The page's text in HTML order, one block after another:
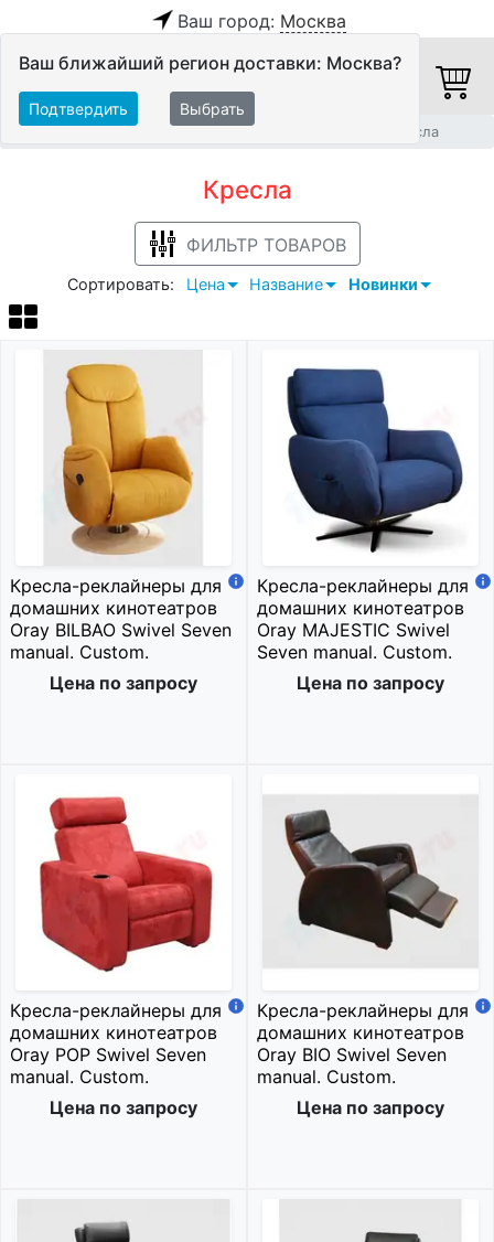
Ваш город: Москва
Ваш ближайший регион доставки: Москва?
Подтвердить Выбрать
Кресла
Кресла
ФИЛЬТР ТОВАРОВ
Сортировать: Цена Название Новинки
Кресла-реклайнеры для
домашних кинотеатров
Oray BILBAO Swivel Seven
manual. Custom.
Цена по запросу
Кресла-реклайнеры для
домашних кинотеатров
Oray MAJESTIC Swivel
Seven manual. Custom.
Цена по запросу
Кресла-реклайнеры для
домашних кинотеатров
Oray POP Swivel Seven
manual. Custom.
Цена по запросу
Кресла-реклайнеры для
домашних кинотеатров
Oray BIO Swivel Seven
manual. Custom.
Цена по запросу